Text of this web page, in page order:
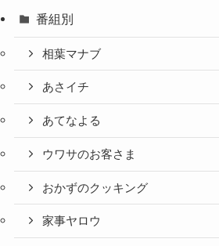
番組別
相葉マナブ
あさイチ
あてなよる
ウワサのお客さま
おかずのクッキング
家事ヤロウ